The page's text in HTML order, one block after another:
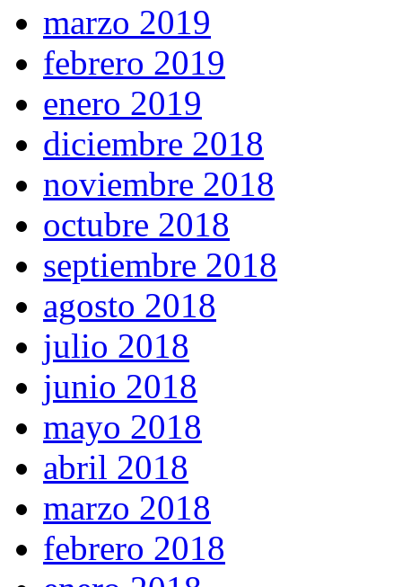
marzo 2019
febrero 2019
enero 2019
diciembre 2018
noviembre 2018
octubre 2018
septiembre 2018
agosto 2018
julio 2018
junio 2018
mayo 2018
abril 2018
marzo 2018
febrero 2018